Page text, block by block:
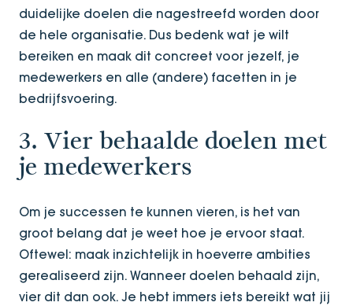
duidelijke doelen die nagestreefd worden door
de hele organisatie. Dus bedenk wat je wilt
bereiken en maak dit concreet voor jezelf, je
medewerkers en alle (andere) facetten in je
bedrijfsvoering.
3. Vier behaalde doelen met
je medewerkers
Om je successen te kunnen vieren, is het van
groot belang dat je weet hoe je ervoor staat.
Oftewel: maak inzichtelijk in hoeverre ambities
gerealiseerd zijn. Wanneer doelen behaald zijn,
vier dit dan ook. Je hebt immers iets bereikt wat jij